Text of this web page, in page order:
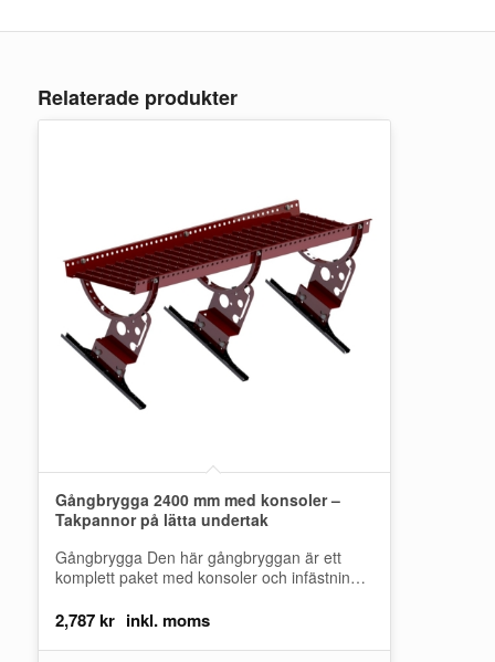
Relaterade produkter
Gångbrygga 2400 mm med konsoler –
Takpannor på lätta undertak
Gångbrygga Den här gångbryggan är ett
komplett paket med konsoler och infästningar
2,787kr